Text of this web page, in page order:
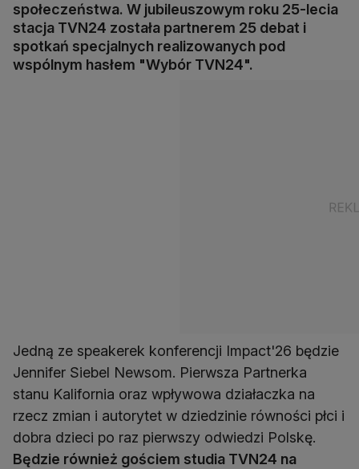
społeczeństwa. W jubileuszowym roku 25-lecia
stacja TVN24 została partnerem 25 debat i
spotkań specjalnych realizowanych pod
wspólnym hasłem "Wybór TVN24".
Jedną ze speakerek konferencji Impact'26 będzie
Jennifer Siebel Newsom. Pierwsza Partnerka
stanu Kalifornia oraz wpływowa działaczka na
rzecz zmian i autorytet w dziedzinie równości płci i
dobra dzieci po raz pierwszy odwiedzi Polskę.
Będzie również gościem studia TVN24 na